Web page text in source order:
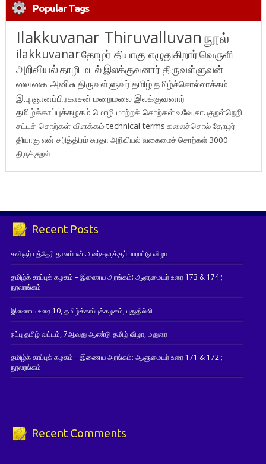
Popular Tags
Ilakkuvanar Thiruvalluvanநூல்
ilakkuvanarதோழர் தியாகு எழுதுகிறார்வெருளி
அறிவியல்தாழி மடல்இலக்குவனார் திருவள்ளுவன்
வைகை அனிசுதிருவள்ளுவர்தமிழ்தமிழ்ச்சொல்லாக்கம்
இ.பு.ஞானப்பிரகாசன் மறைமலை இலக்குவனார்
தமிழ்க்காப்புக்கழகம் மொழி மாற்றச் சொற்கள்உ.வே.சா. குறள்நெறி
சட்டச் சொற்கள் விளக்கம்technical terms கலைச்சொல்தோழர்
தியாகுஎன் சரித்திரம்சுரதாஅறிவியல் வகைமைச் சொற்கள் 3000
திருக்குறள்
Recent Posts
கவிஞர் புத்தேரி தானப்பன் அவர்களுக்குப் பாராட்டு விழா
தமிழ்க் காப்புக் கழகம் – இணைய அரங்கம்: ஆளுமையர் உரை 173 & 174 ;
நூலரங்கம்
இணைய உரை 10, தமிழ்க்காப்புக்கழகம், புதுதில்லி
நட்பு தமிழ் வட்டம், 7ஆவது ஆண்டு தமிழ் விழா, மதுரை
தமிழ்க் காப்புக் கழகம் – இணைய அரங்கம்: ஆளுமையர் உரை 171 & 172 ;
நூலரங்கம்
Recent Comments